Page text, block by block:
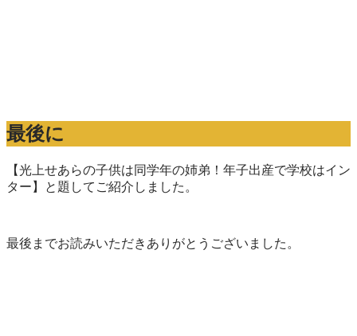
最後に
【光上せあらの子供は同学年の姉弟！年子出産で学校はイン
ター】と題してご紹介しました。
最後までお読みいただきありがとうございました。